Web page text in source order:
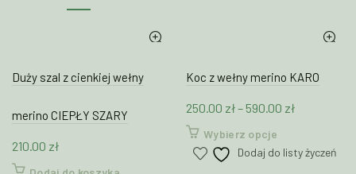
Duży szal z cienkiej wełny
merino CIEPŁY SZARY
210.00 zł
Koc z wełny merino KARO
250.00 zł– 590.00 złZakres
od
Wybierz opcjeTen
produkt
Dodaj do listy życzeń